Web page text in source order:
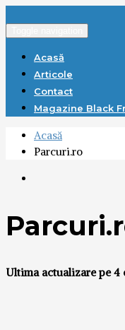
Acasă
Articole
Contact
Magazine Black
Acasă
Parcuri.ro
Ultima actualizare pe 4